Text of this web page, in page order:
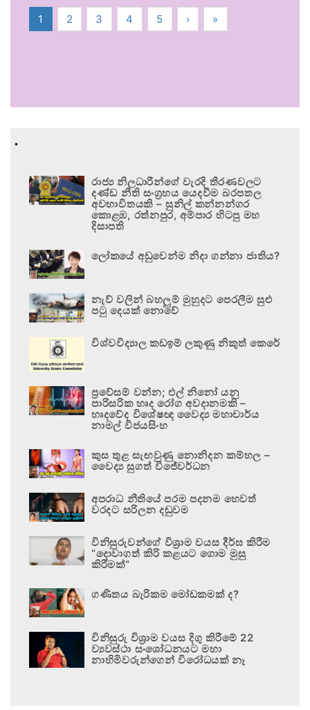
1 2 3 4 5 › »
.
රාජ්‍ය නිලධාරීන්ගේ වැරදි තීරණවලට
දණ්ඩ නීති සංග්‍රහය යෙදවීම බරපතල
අවභාවිතයකි – සුනිල් කන්නන්ගර
කොළඹ, රත්නපුර, අම්පාර හිටපු මහ
දිසාපති
ලෝකයේ අඩුවෙන්ම නිදා ගන්නා ජාතිය?
නැව් වලින් බහලුම් මුහුදට පෙරලීම සුළු
පටු දෙයක් නොවේ
විශ්වවිද්‍යාල කඩඉම් ලකුණු නිකුත් කෙරේ
ප්‍රවේසම් වන්න; එල් නිනෝ යනු
පාරිසරික හෘද රෝග අවදානමකි –
හෘදවේද විශේෂඥ වෛද්‍ය මහාචාර්ය
නාමල් විජයසිංහ
කුස තුළ සැඟවුණු නොනිදන කම්හල –
වෛද්‍ය සුගත් විජේවර්ධන
අපරාධ නීතියේ පරම පදනම හෙවත්
වරදට සරිලන දඬුවම
විනිසුරුවන්ගේ විශ්‍රාම වයස දීර්ඝ කිරීම
“දොවාගත් කිරි කළයට ගොම මුසු
කිරීමක්”
ගණිතය බැරිකම මෝඩකමක් ද?
විනිසුරු විශ්‍රාම වයස දිගු කිරීමේ 22
ව්‍යවස්ථා සංශෝධනයට මහා
නාහිමිවරුන්ගෙන් විරෝධයක් නෑ